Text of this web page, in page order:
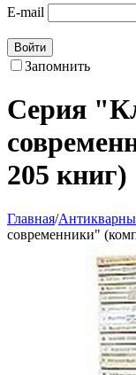
E-mail
Войти
Запомнить
Серия
205 книг)
Главная/
современники"